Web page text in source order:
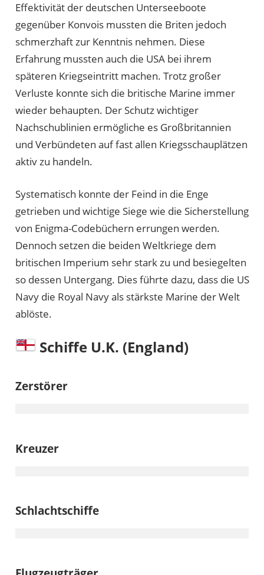
Effektivität der deutschen Unterseeboote
gegenüber Konvois mussten die Briten jedoch
schmerzhaft zur Kenntnis nehmen. Diese
Erfahrung mussten auch die USA bei ihrem
späteren Kriegseintritt machen. Trotz großer
Verluste konnte sich die britische Marine immer
wieder behaupten. Der Schutz wichtiger
Nachschublinien ermögliche es Großbritannien
und Verbündeten auf fast allen Kriegsschauplätzen
aktiv zu handeln.
Systematisch konnte der Feind in die Enge
getrieben und wichtige Siege wie die Sicherstellung
von Enigma-Codebüchern errungen werden.
Dennoch setzen die beiden Weltkriege dem
britischen Imperium sehr stark zu und besiegelten
so dessen Untergang. Dies führte dazu, dass die US
Navy die Royal Navy als stärkste Marine der Welt
ablöste.
Schiffe U.K. (England)
Zerstörer
Kreuzer
Schlachtschiffe